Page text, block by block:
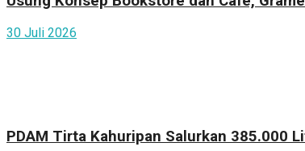
30 Juli 2026
PDAM Tirta Kahuripan Salurkan 385.000